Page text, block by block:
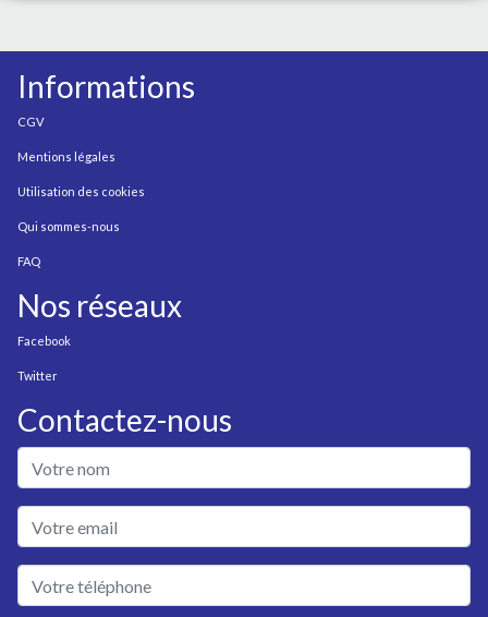
Informations
CGV
Mentions légales
Utilisation des cookies
Qui sommes-nous
FAQ
Nos réseaux
Facebook
Twitter
Contactez-nous